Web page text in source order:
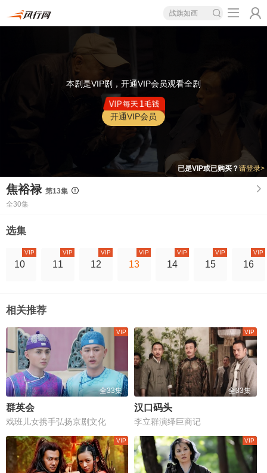
战旗如画
本剧是VIP剧，开通VIP会员观看全剧
开通VIP会员
已是VIP或已购买？请登录>
焦裕禄 第13集
全30集
选集
10
VIP
11
VIP
12
VIP
13
VIP
14
VIP
15
VIP
16
VIP
相关推荐
全33集
群英会
戏班儿女携手弘扬京剧文化
全33集
汉口码头
李立群演绎巨商记